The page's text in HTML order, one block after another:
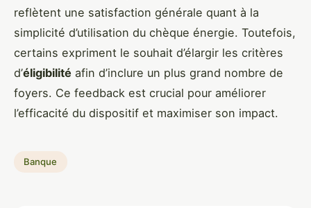
reflètent une satisfaction générale quant à la
simplicité d’utilisation du chèque énergie. Toutefois,
certains expriment le souhait d’élargir les critères
d’éligibilité afin d’inclure un plus grand nombre de
foyers. Ce feedback est crucial pour améliorer
l’efficacité du dispositif et maximiser son impact.
Banque